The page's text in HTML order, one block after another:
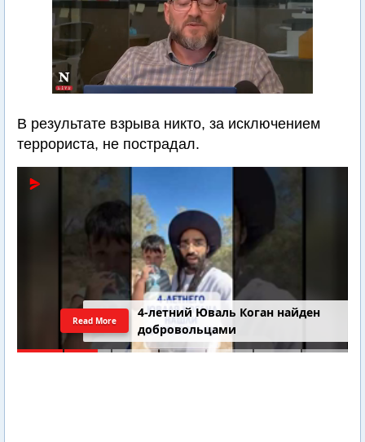
В результате взрыва никто, за исключением
террориста, не пострадал.
4-летний Юваль Коган найден
добровольцами
Read More